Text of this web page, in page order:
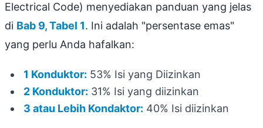
Electrical Code) menyediakan panduan yang jelas
di Bab 9, Tabel 1. Ini adalah "persentase emas"
yang perlu Anda hafalkan:
1 Konduktor: 53% Isi yang Diizinkan
2 Konduktor: 31% Isi yang diizinkan
3 atau Lebih Kondaktor: 40% Isi diizinkan